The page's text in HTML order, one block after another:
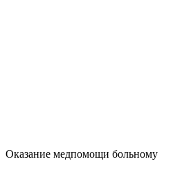
Оказание медпомощи больному